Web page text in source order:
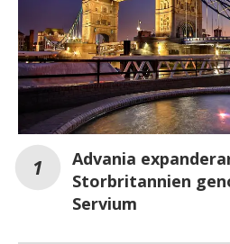
Advania
Storbritannien
Servium